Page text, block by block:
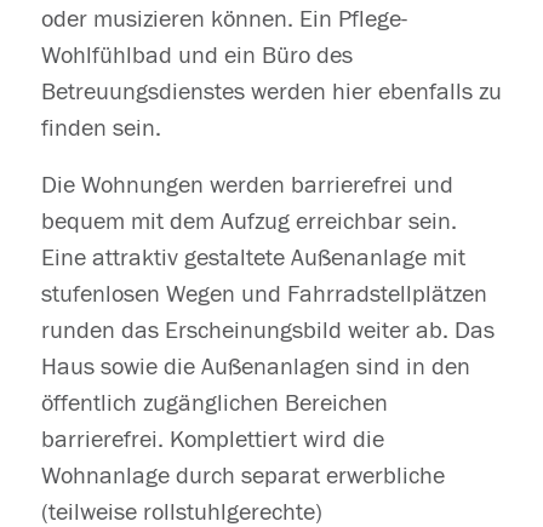
oder musizieren können. Ein Pflege-
Wohlfühlbad und ein Büro des
Betreuungsdienstes werden hier ebenfalls zu
finden sein.
Die Wohnungen werden barrierefrei und
bequem mit dem Aufzug erreichbar sein.
Eine attraktiv gestaltete Außenanlage mit
stufenlosen Wegen und Fahrradstellplätzen
runden das Erscheinungsbild weiter ab. Das
Haus sowie die Außenanlagen sind in den
öffentlich zugänglichen Bereichen
barrierefrei. Komplettiert wird die
Wohnanlage durch separat erwerbliche
(teilweise rollstuhlgerechte)